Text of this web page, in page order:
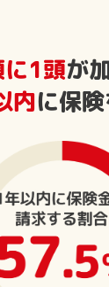
1頭が
内に保